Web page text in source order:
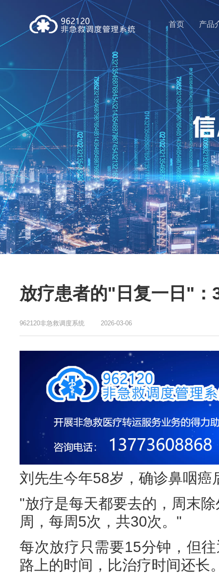
首页 产品
放疗患者的"日复一日"：
962120非急救调度系统 2026-03-06
刘先生今年58岁，确诊鼻咽
"放疗是每天都要去的，周末
周，每周5次，共30次。"
每次放疗只需要15分钟，但
路上的时间，比治疗时间还长